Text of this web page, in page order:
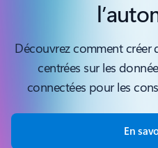
Découvrez comment créer
centrées sur les
connectées pour les
En